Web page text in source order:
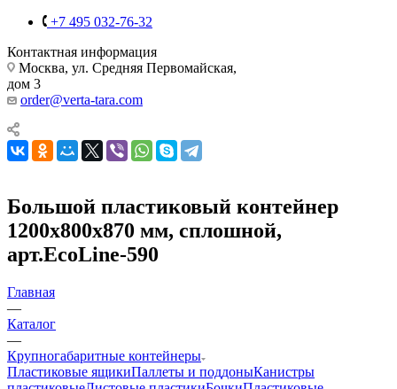
+7 495 032-76-32
Контактная информация
Москва, ул. Средняя Первомайская,
дом 3
order@verta-tara.com
Большой пластиковый контейнер
1200х800х870 мм, сплошной,
арт.EcoLine-590
Главная
—
Каталог
—
Крупногабаритные контейнеры
Пластиковые ящикиПаллеты и поддоныКанистры